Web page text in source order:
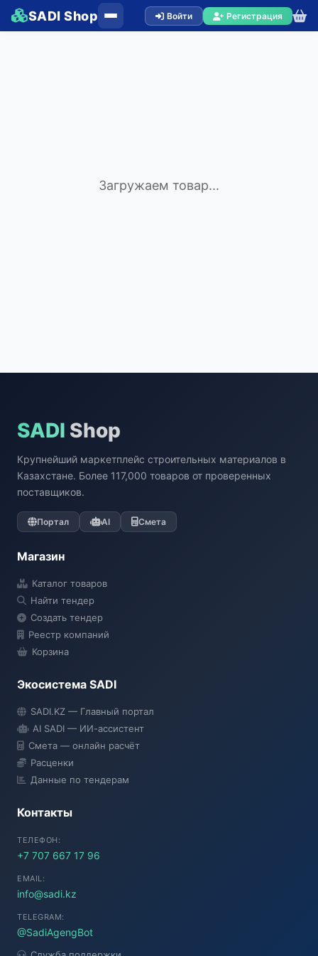
SADI Shop Войти Регистрация
Загружаем товар...
SADI Shop
Крупнейший маркетплейс строительных материалов в
Казахстане. Более 117,000 товаров от проверенных
поставщиков.
Портал AI Смета
Магазин
Каталог товаров
Найти тендер
Создать тендер
Реестр компаний
Корзина
Экосистема SADI
SADI.KZ — Главный портал
AI SADI — ИИ-ассистент
Смета — онлайн расчёт
Расценки
Данные по тендерам
Контакты
ТЕЛЕФОН:
+7 707 667 17 96
EMAIL:
info@sadi.kz
TELEGRAM:
@SadiAgengBot
● Подключение...